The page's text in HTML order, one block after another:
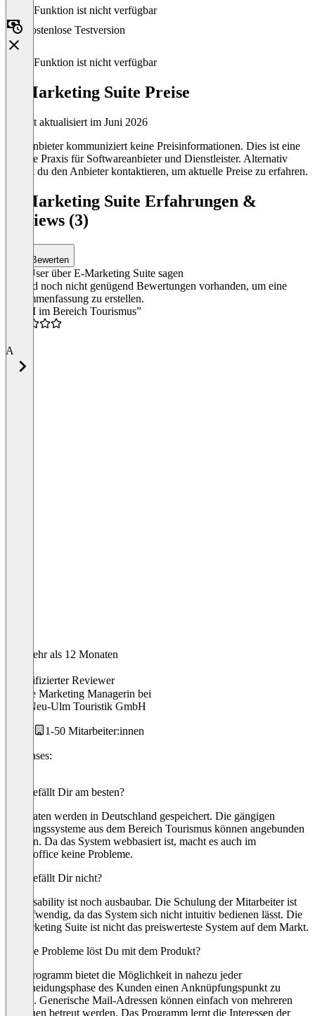
Diese Funktion ist nicht verfügbar
Kostenlose Testversion
Diese Funktion ist nicht verfügbar
E-Marketing Suite Preise
Zuletzt aktualisiert im Juni 2026
Der Anbieter kommuniziert keine Preisinformationen. Dies ist eine
übliche Praxis für Softwareanbieter und Dienstleister. Alternativ
kannst du den Anbieter kontaktieren, um aktuelle Preise zu erfahren.
E-Marketing Suite Erfahrungen &
Reviews (3)
Bewerten
Was User über E-Marketing Suite sagen
Es sind noch nicht genügend Bewertungen vorhanden, um eine
Zusammenfassung zu erstellen.
“CRM im Bereich Tourismus”
A
Vor mehr als 12 Monaten
Verifizierter Reviewer
Online Marketing Managerin bei
Ulm/Neu-Ulm Touristik GmbH
1-50 Mitarbeiter:innen
Use cases:
Was gefällt Dir am besten?
Die Daten werden in Deutschland gespeichert. Die gängigen
Buchungssysteme aus dem Bereich Tourismus können angebunden
werden. Da das System webbasiert ist, macht es auch im
Homeoffice keine Probleme.
Was gefällt Dir nicht?
Die Usability ist noch ausbaubar. Die Schulung der Mitarbeiter ist
zeitaufwendig, da das System sich nicht intuitiv bedienen lässt. Die
E-Marketing Suite ist nicht das preiswerteste System auf dem Markt.
Welche Probleme löst Du mit dem Produkt?
Das Programm bietet die Möglichkeit in nahezu jeder
Entscheidungsphase des Kunden einen Anknüpfungspunkt zu
finden. Generische Mail-Adressen können einfach von mehreren
Personen betreut werden. Das Programm lernt die Interessen der